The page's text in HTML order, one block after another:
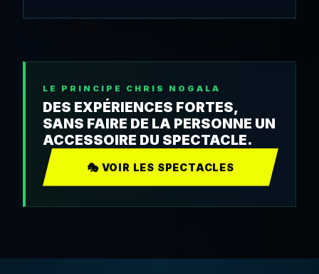
LE PRINCIPE CHRIS NOGALA
DES EXPÉRIENCES FORTES,
SANS FAIRE DE LA PERSONNE UN
ACCESSOIRE DU SPECTACLE.
🎭 VOIR LES SPECTACLES